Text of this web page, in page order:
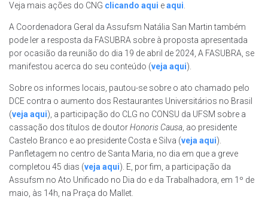
Veja mais ações do CNG clicando aqui eaqui.
A Coordenadora Geral da Assufsm Natália San Martin também
pode ler a resposta da FASUBRA sobre à proposta apresentada
por ocasião da reunião do dia 19 de abril de 2024, A FASUBRA, se
manifestou acerca do seu conteúdo (veja aqui).
Sobre os informes locais, pautou-se sobre o ato chamado pelo
DCE contra o aumento dos Restaurantes Universitários no Brasil
(veja aqui), a participação do CLG no CONSU da UFSM sobre a
cassação dos títulos de doutorHonoris Causa, ao presidente
Castelo Branco e ao presidente Costa e Silva (veja aqui).
Panfletagem no centro de Santa Maria, no dia em que a greve
completou 45 dias (veja aqui). E, por fim, a participação da
Assufsm no Ato Unificado no Dia do e da Trabalhadora, em 1º de
maio, às 14h, na Praça do Mallet.